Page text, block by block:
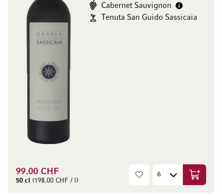
Cabernet Sauvignon
Tenuta San Guido Sassicaia
99.00 CHF
50 cl (198.00 CHF / l) Ajouter